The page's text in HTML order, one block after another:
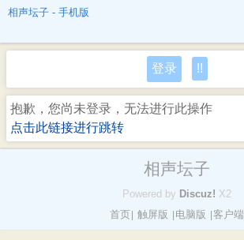
相声坛子 - 手机版
登录 !!
抱歉，您尚未登录，无法进行此操作
点击此链接进行跳转
相声坛子
Powered by Discuz! X2
首页 触屏版 电脑版 客户端